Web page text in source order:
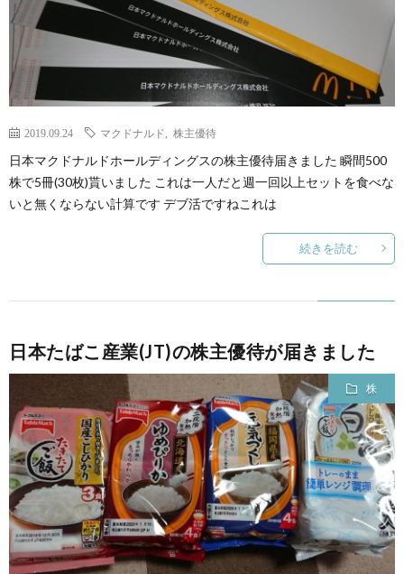
2019.09.24 マクドナルド 株主優待
日本マクドナルドホールディングスの株主優待届きました 瞬間500
株で5冊(30枚)貰いました これは一人だと週一回以上セットを食べな
いと無くならない計算です デブ活ですねこれは
続きを読む
日本たばこ産業(JT)の株主優待が届きました
株